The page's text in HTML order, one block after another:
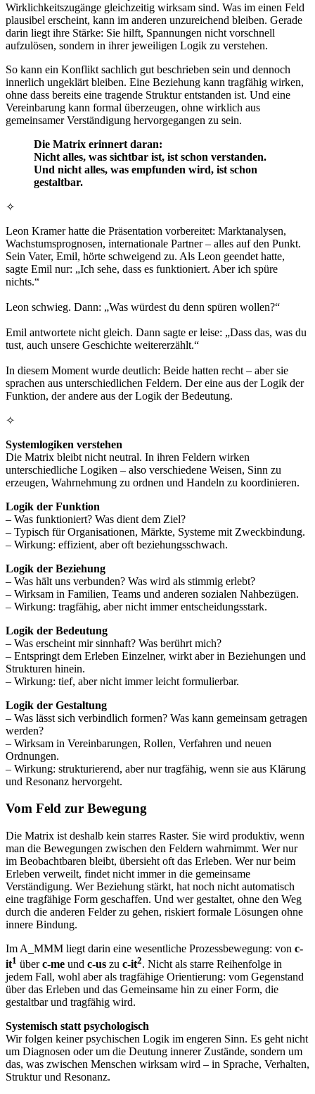
Wirklichkeitszugänge gleichzeitig wirksam sind. Was im einen Feld
plausibel erscheint, kann im anderen unzureichend bleiben. Gerade
darin liegt ihre Stärke: Sie hilft, Spannungen nicht vorschnell
aufzulösen, sondern in ihrer jeweiligen Logik zu verstehen.
So kann ein Konflikt sachlich gut beschrieben sein und dennoch
innerlich ungeklärt bleiben. Eine Beziehung kann tragfähig wirken,
ohne dass bereits eine tragende Struktur entstanden ist. Und eine
Vereinbarung kann formal überzeugen, ohne wirklich aus
gemeinsamer Verständigung hervorgegangen zu sein.
Die Matrix erinnert daran:
Nicht alles, was sichtbar ist, ist schon verstanden.
Und nicht alles, was empfunden wird, ist schon
gestaltbar.
✧
Leon Kramer hatte die Präsentation vorbereitet: Marktanalysen,
Wachstumsprognosen, internationale Partner – alles auf den Punkt.
Sein Vater, Emil, hörte schweigend zu. Als Leon geendet hatte,
sagte Emil nur: „Ich sehe, dass es funktioniert. Aber ich spüre
nichts.“
Leon schwieg. Dann: „Was würdest du denn spüren wollen?“
Emil antwortete nicht gleich. Dann sagte er leise: „Dass das, was du
tust, auch unsere Geschichte weitererzählt.“
In diesem Moment wurde deutlich: Beide hatten recht – aber sie
sprachen aus unterschiedlichen Feldern. Der eine aus der Logik der
Funktion, der andere aus der Logik der Bedeutung.
✧
Systemlogiken verstehen
Die Matrix bleibt nicht neutral. In ihren Feldern wirken
unterschiedliche Logiken – also verschiedene Weisen, Sinn zu
erzeugen, Wahrnehmung zu ordnen und Handeln zu koordinieren.
Logik der Funktion
– Was funktioniert? Was dient dem Ziel?
– Typisch für Organisationen, Märkte, Systeme mit Zweckbindung.
– Wirkung: effizient, aber oft beziehungsschwach.
Logik der Beziehung
– Was hält uns verbunden? Was wird als stimmig erlebt?
– Wirksam in Familien, Teams und anderen sozialen Nahbezügen.
– Wirkung: tragfähig, aber nicht immer entscheidungsstark.
Logik der Bedeutung
– Was erscheint mir sinnhaft? Was berührt mich?
– Entspringt dem Erleben Einzelner, wirkt aber in Beziehungen und
Strukturen hinein.
– Wirkung: tief, aber nicht immer leicht formulierbar.
Logik der Gestaltung
– Was lässt sich verbindlich formen? Was kann gemeinsam getragen
werden?
– Wirksam in Vereinbarungen, Rollen, Verfahren und neuen
Ordnungen.
– Wirkung: strukturierend, aber nur tragfähig, wenn sie aus Klärung
und Resonanz hervorgeht.
Vom Feld zur Bewegung
Die Matrix ist deshalb kein starres Raster. Sie wird produktiv, wenn
man die Bewegungen zwischen den Feldern wahrnimmt. Wer nur
im Beobachtbaren bleibt, übersieht oft das Erleben. Wer nur beim
Erleben verweilt, findet nicht immer in die gemeinsame
Verständigung. Wer Beziehung stärkt, hat noch nicht automatisch
eine tragfähige Form geschaffen. Und wer gestaltet, ohne den Weg
durch die anderen Felder zu gehen, riskiert formale Lösungen ohne
innere Bindung.
Im A_MMM liegt darin eine wesentliche Prozessbewegung: von c-
it1 überc-me und c-us zu c-it2. Nicht als starre Reihenfolge in
jedem Fall, wohl aber als tragfähige Orientierung: vom Gegenstand
über das Erleben und das Gemeinsame hin zu einer Form, die
gestaltbar und tragfähig wird.
Systemisch statt psychologisch
Wir folgen keiner psychischen Logik im engeren Sinn. Es geht nicht
um Diagnosen oder um die Deutung innerer Zustände, sondern um
das, was zwischen Menschen wirksam wird – in Sprache, Verhalten,
Struktur und Resonanz.